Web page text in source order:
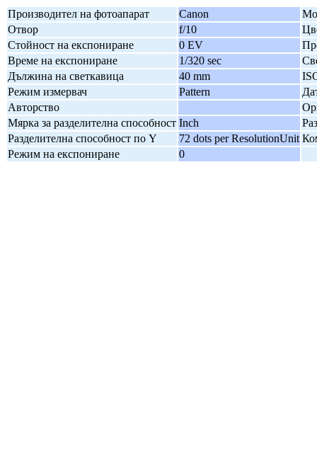
Производител на фотоапарат Canon
Отвор
f/10
Стойност на експониране
0 EV
Време на експониране
1/320 sec
Дължина на светкавица
40 mm
Режим измервач
Pattern
Авторство
Мярка за разделителна способност Inch
Разделителна способност по Y
72 dots per ResolutionUnit
Режим на експониране
0